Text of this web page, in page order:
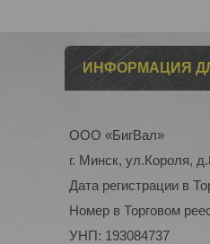
ИНФОРМАЦИЯ
ООО «БигВал»
г. Минск, ул.Короля,
Дата регистрации в
Номер в Торговом
УНП: 193084737